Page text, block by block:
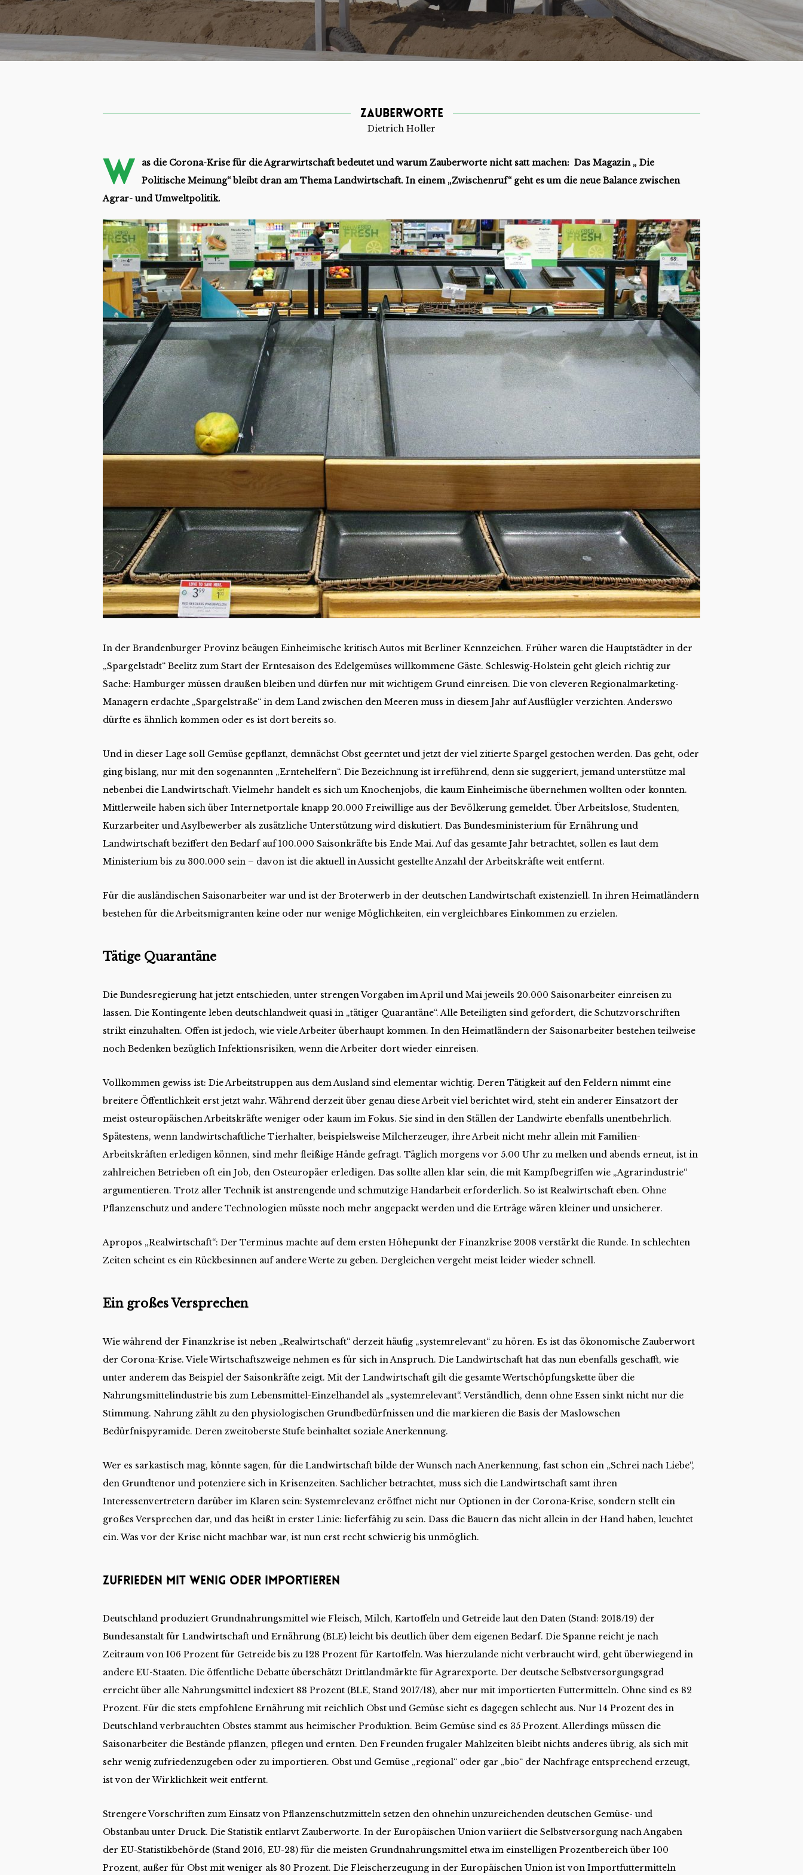
Zauberworte
Dietrich Holler
W
as die Corona-Krise für die Agrarwirtschaft bedeutet und warum Zauberworte nicht satt machen: Das Magazin „ Die
Politische Meinung“ bleibt dran am Thema Landwirtschaft. In einem „Zwischenruf“ geht es um die neue Balance zwischen
Agrar- und Umweltpolitik.
In der Brandenburger Provinz beäugen Einheimische kritisch Autos mit Berliner Kennzeichen. Früher waren die Hauptstädter in der
„Spargelstadt“ Beelitz zum Start der Erntesaison des Edelgemüses willkommene Gäste. Schleswig-Holstein geht gleich richtig zur
Sache: Hamburger müssen draußen bleiben und dürfen nur mit wichtigem Grund einreisen. Die von cleveren Regionalmarketing-
Managern erdachte „Spargelstraße“ in dem Land zwischen den Meeren muss in diesem Jahr auf Ausflügler verzichten. Anderswo
dürfte es ähnlich kommen oder es ist dort bereits so.
Und in dieser Lage soll Gemüse gepflanzt, demnächst Obst geerntet und jetzt der viel zitierte Spargel gestochen werden. Das geht, oder
ging bislang, nur mit den sogenannten „Erntehelfern“. Die Bezeichnung ist irreführend, denn sie suggeriert, jemand unterstütze mal
nebenbei die Landwirtschaft. Vielmehr handelt es sich um Knochenjobs, die kaum Einheimische übernehmen wollten oder konnten.
Mittlerweile haben sich über Internetportale knapp 20.000 Freiwillige aus der Bevölkerung gemeldet. Über Arbeitslose, Studenten,
Kurzarbeiter und Asylbewerber als zusätzliche Unterstützung wird diskutiert. Das Bundesministerium für Ernährung und
Landwirtschaft beziffert den Bedarf auf 100.000 Saisonkräfte bis Ende Mai. Auf das gesamte Jahr betrachtet, sollen es laut dem
Ministerium bis zu 300.000 sein – davon ist die aktuell in Aussicht gestellte Anzahl der Arbeitskräfte weit entfernt.
Für die ausländischen Saisonarbeiter war und ist der Broterwerb in der deutschen Landwirtschaft existenziell. In ihren Heimatländern
bestehen für die Arbeitsmigranten keine oder nur wenige Möglichkeiten, ein vergleichbares Einkommen zu erzielen.
Tätige Quarantäne
Die Bundesregierung hat jetzt entschieden, unter strengen Vorgaben im April und Mai jeweils 20.000 Saisonarbeiter einreisen zu
lassen. Die Kontingente leben deutschlandweit quasi in „tätiger Quarantäne“. Alle Beteiligten sind gefordert, die Schutzvorschriften
strikt einzuhalten. Offen ist jedoch, wie viele Arbeiter überhaupt kommen. In den Heimatländern der Saisonarbeiter bestehen teilweise
noch Bedenken bezüglich Infektionsrisiken, wenn die Arbeiter dort wieder einreisen.
Vollkommen gewiss ist: Die Arbeitstruppen aus dem Ausland sind elementar wichtig. Deren Tätigkeit auf den Feldern nimmt eine
breitere Öffentlichkeit erst jetzt wahr. Während derzeit über genau diese Arbeit viel berichtet wird, steht ein anderer Einsatzort der
meist osteuropäischen Arbeitskräfte weniger oder kaum im Fokus. Sie sind in den Ställen der Landwirte ebenfalls unentbehrlich.
Spätestens, wenn landwirtschaftliche Tierhalter, beispielsweise Milcherzeuger, ihre Arbeit nicht mehr allein mit Familien-
Arbeitskräften erledigen können, sind mehr fleißige Hände gefragt. Täglich morgens vor 5.00 Uhr zu melken und abends erneut, ist in
zahlreichen Betrieben oft ein Job, den Osteuropäer erledigen. Das sollte allen klar sein, die mit Kampfbegriffen wie „Agrarindustrie“
argumentieren. Trotz aller Technik ist anstrengende und schmutzige Handarbeit erforderlich. So ist Realwirtschaft eben. Ohne
Pflanzenschutz und andere Technologien müsste noch mehr angepackt werden und die Erträge wären kleiner und unsicherer.
Apropos „Realwirtschaft“: Der Terminus machte auf dem ersten Höhepunkt der Finanzkrise 2008 verstärkt die Runde. In schlechten
Zeiten scheint es ein Rückbesinnen auf andere Werte zu geben. Dergleichen vergeht meist leider wieder schnell.
Ein großes Versprechen
Wie während der Finanzkrise ist neben „Realwirtschaft“ derzeit häufig „systemrelevant“ zu hören. Es ist das ökonomische Zauberwort
der Corona-Krise. Viele Wirtschaftszweige nehmen es für sich in Anspruch. Die Landwirtschaft hat das nun ebenfalls geschafft, wie
unter anderem das Beispiel der Saisonkräfte zeigt. Mit der Landwirtschaft gilt die gesamte Wertschöpfungskette über die
Nahrungsmittelindustrie bis zum Lebensmittel-Einzelhandel als „systemrelevant“. Verständlich, denn ohne Essen sinkt nicht nur die
Stimmung. Nahrung zählt zu den physiologischen Grundbedürfnissen und die markieren die Basis der Maslowschen
Bedürfnispyramide. Deren zweitoberste Stufe beinhaltet soziale Anerkennung.
Wer es sarkastisch mag, könnte sagen, für die Landwirtschaft bilde der Wunsch nach Anerkennung, fast schon ein „Schrei nach Liebe“,
den Grundtenor und potenziere sich in Krisenzeiten. Sachlicher betrachtet, muss sich die Landwirtschaft samt ihren
Interessenvertretern darüber im Klaren sein: Systemrelevanz eröffnet nicht nur Optionen in der Corona-Krise, sondern stellt ein
großes Versprechen dar, und das heißt in erster Linie: lieferfähig zu sein. Dass die Bauern das nicht allein in der Hand haben, leuchtet
ein. Was vor der Krise nicht machbar war, ist nun erst recht schwierig bis unmöglich.
Zufrieden mit wenig oder importieren
Deutschland produziert Grundnahrungsmittel wie Fleisch, Milch, Kartoffeln und Getreide laut den Daten (Stand: 2018/19) der
Bundesanstalt für Landwirtschaft und Ernährung (BLE) leicht bis deutlich über dem eigenen Bedarf. Die Spanne reicht je nach
Zeitraum von 106 Prozent für Getreide bis zu 128 Prozent für Kartoffeln. Was hierzulande nicht verbraucht wird, geht überwiegend in
andere EU-Staaten. Die öffentliche Debatte überschätzt Drittlandmärkte für Agrarexporte. Der deutsche Selbstversorgungsgrad
erreicht über alle Nahrungsmittel indexiert 88 Prozent (BLE, Stand 2017/18), aber nur mit importierten Futtermitteln. Ohne sind es 82
Prozent. Für die stets empfohlene Ernährung mit reichlich Obst und Gemüse sieht es dagegen schlecht aus. Nur 14 Prozent des in
Deutschland verbrauchten Obstes stammt aus heimischer Produktion. Beim Gemüse sind es 35 Prozent. Allerdings müssen die
Saisonarbeiter die Bestände pflanzen, pflegen und ernten. Den Freunden frugaler Mahlzeiten bleibt nichts anderes übrig, als sich mit
sehr wenig zufriedenzugeben oder zu importieren. Obst und Gemüse „regional“ oder gar „bio“ der Nachfrage entsprechend erzeugt,
ist von der Wirklichkeit weit entfernt.
Strengere Vorschriften zum Einsatz von Pflanzenschutzmitteln setzen den ohnehin unzureichenden deutschen Gemüse- und
Obstanbau unter Druck. Die Statistik entlarvt Zauberworte. In der Europäischen Union variiert die Selbstversorgung nach Angaben
der EU-Statistikbehörde (Stand 2016, EU-28) für die meisten Grundnahrungsmittel etwa im einstelligen Prozentbereich über 100
Prozent, außer für Obst mit weniger als 80 Prozent. Die Fleischerzeugung in der Europäischen Union ist von Importfuttermitteln